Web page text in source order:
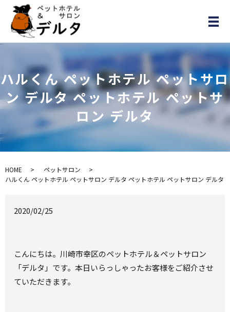
メ
ハルくん ペットホテル ペットサロ
ン デルタ ペットホテル ペットサ
ロン デルタ
HOME
ペットサロン
ハルくん ペットホテル ペットサロン デルタ ペットホテル ペットサロン デルタ
2020/02/25
こんにちは。川崎市幸区のペットホテル＆ペットサロン
「デルタ」です。本日いらっしゃったお客様をご紹介させ
ていただきます。